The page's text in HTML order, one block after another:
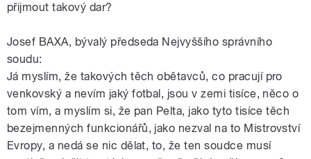
přijmout takový dar?
Josef BAXA, bývalý předseda Nejvyššího správního
soudu:
Já myslím, že takových těch obětavců, co pracují pro
venkovský a nevím jaký fotbal, jsou v zemi tisíce, něco o
tom vím, a myslím si, že pan Pelta, jako tyto tisíce těch
bezejmenných funkcionářů, jako nezval na to Mistrovství
Evropy, a nedá se nic dělat, to, že ten soudce musí